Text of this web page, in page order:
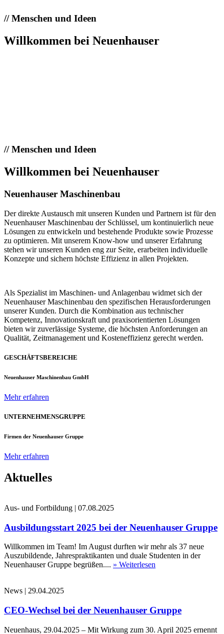
//Menschen und Ideen
Willkommen bei Neuenhauser
//Menschen und Ideen
Willkommen bei Neuenhauser
Neuenhauser Maschinenbau
Der direkte Austausch mit unseren Kunden und Partnern ist für den
Neuenhauser Maschinenbau der Schlüssel, um kontinuierlich neue
Lösungen zu entwickeln und bestehende Produkte sowie Prozesse
zu optimieren. Mit unserem Know-how und unserer Erfahrung
stehen wir unseren Kunden eng zur Seite, erarbeiten individuelle
Konzepte und sichern höchste Effizienz in allen Projekten.
Als Spezialist im Maschinen- und Anlagenbau widmet sich der
Neuenhauser Maschinenbau den spezifischen Herausforderungen
unserer Kunden. Durch die Kombination aus technischer
Kompetenz, Innovationskraft und praxisorientierten Lösungen
bieten wir zuverlässige Systeme, die höchsten Anforderungen an
Qualität, Zeitmanagement und Kosteneffizienz gerecht werden.
GESCHÄFTSBEREICHE
Neuenhauser Maschinenbau GmbH
Mehr erfahren
UNTERNEHMENSGRUPPE
Firmen der Neuenhauser Gruppe
Mehr erfahren
Aktuelles
Aus- und Fortbildung | 07.08.2025
Ausbildungsstart 2025 bei der Neuenhauser Gruppe
Willkommen im Team! Im August durften wir mehr als 37 neue
Auszubildende, Jahrespraktikanten und duale Studenten in der
Neuenhauser Gruppe begrüßen.... » Weiterlesen
News | 29.04.2025
CEO-Wechsel bei der Neuenhauser Gruppe
Neuenhaus, 29.04.2025 – Mit Wirkung zum 30. April 2025 ernennt